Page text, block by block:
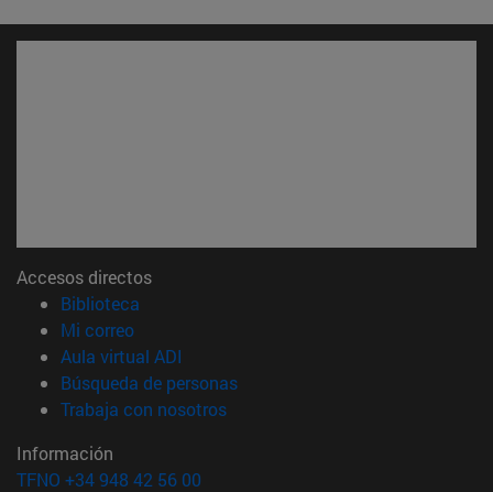
Accesos directos
Biblioteca
Mi correo(abre en nueva ventana)
Aula virtual ADI
Búsqueda de personas(abre en nueva ventana)
Trabaja con nosotros(abre en nueva ventana)
Información
TFNO +34 948 42 56 00